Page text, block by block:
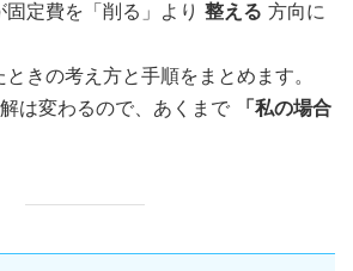
定費を「削る」より 整える 方向に
きの考え方と手順をまとめます。
は変わるので、あくまで
「私の場合